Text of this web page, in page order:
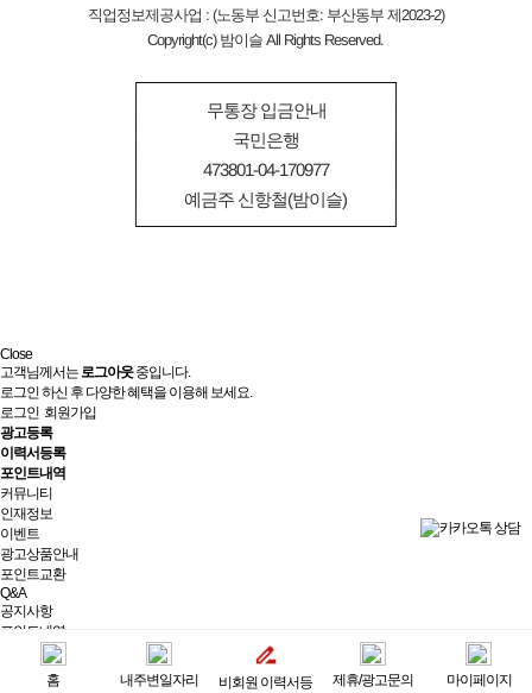
직업정보제공사업 : (노동부 신고번호: 부산동부 제2023-2)
Copyright(c) 밤이슬 All Rights Reserved.
무통장 입금안내
국민은행
473801-04-170977
예금주 신항철(밤이슬)
홈 내주변일자리 비회원 이력서등 제휴/광고문의 마이페이지
Close
고객님께서는로그아웃중입니다.
로그인 하신 후 다양한 혜택을 이용해 보세요.
로그인 회원가입
광고등록
이력서등록
포인트내역
커뮤니티
인재정보
이벤트
광고상품안내
포인트교환
Q&A
공지사항
포인트내역
제휴/광고문의
실시간상담